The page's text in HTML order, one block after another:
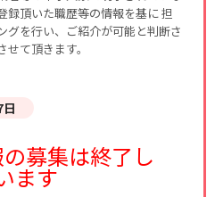
録頂いた職歴等の情報を基に 担
グを行い、ご紹介が可能と判断さ
て頂きます。
募集は終了し
ます